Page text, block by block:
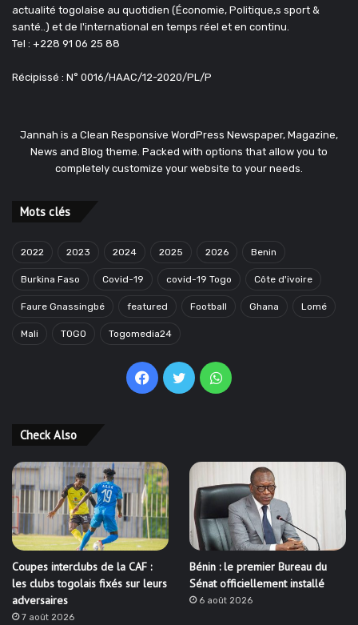
actualité togolaise au quotidien (Économie, Politique,s sport &
santé..) et de l'international en temps réel et en continu.
Tel : +228 91 06 25 88
Récipissé : N° 0016/HAAC/12-2020/PL/P
Jannah is a Clean Responsive WordPress Newspaper, Magazine,
News and Blog theme. Packed with options that allow you to
completely customize your website to your needs.
Mots clés
2022 2023 2024 2025 2026 Benin
Burkina Faso Covid-19 covid-19 Togo Côte d'ivoire
Faure Gnassingbé featured Football Ghana Lomé
Mali TOGO Togomedia24
Facebook
TwitterWhatsApp
Check Also
Coupes interclubs de la CAF :
les clubs togolais fixés sur leurs
adversaires
7 août 2026
Bénin : le premier Bureau du
Sénat officiellement installé
6 août 2026